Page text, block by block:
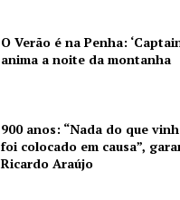
O Verão é na Penha:
anima a noite da montanha
900 anos: “Nada do que
foi colocado em causa”,
Ricardo Araújo